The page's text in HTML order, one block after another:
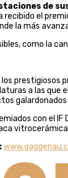
de
recibido el
la más
como la
prestigiosos
a las que
con el